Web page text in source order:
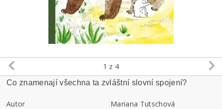
1 z 4
Co znamenají všechna ta zvláštní slovní spojení?
Autor
Mariana Tutschová